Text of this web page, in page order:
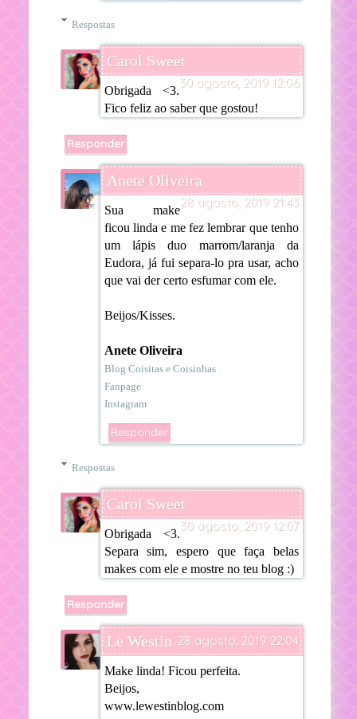
Respostas
Carol Sweet
30 agosto, 2019 12:06
Obrigada <3.
Fico feliz ao saber que gostou!
Responder
Anete Oliveira
28 agosto, 2019 21:43
Sua make
ficou linda e me fez lembrar que tenho
um lápis duo marrom/laranja da
Eudora, já fui separa-lo pra usar, acho
que vai der certo esfumar com ele.
Beijos/Kisses.
Anete Oliveira
Blog Coisitas e Coisinhas
Fanpage
Instagram
Responder
Respostas
Carol Sweet
30 agosto, 2019 12:07
Obrigada <3.
Separa sim, espero que faça belas
makes com ele e mostre no teu blog :)
Responder
Le Westin 28 agosto, 2019 22:04
Make linda! Ficou perfeita.
Beijos,
www.lewestinblog.com